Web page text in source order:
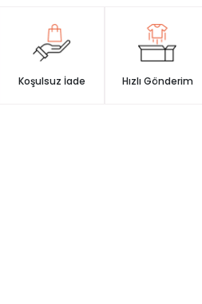
Koşulsuz İade Hızlı Gönderim